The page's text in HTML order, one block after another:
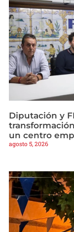
Diputación y
un centro
agosto 5, 2026